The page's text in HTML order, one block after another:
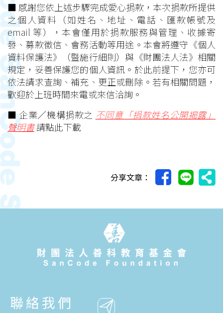
■ 感謝您依上述步驟完成愛心捐款，本次捐款所提供
之個人資料（如姓名、地址、電話、匯款帳號及
email 等），本會僅用於捐款服務與管理、收據寄
發、募款徵信、會務活動等用途。本會將遵守《個人
資料保護法》（暨施行細則）與《財團法人法》相關
規定，妥善保護您的個人資訊。於此前提下，您亦可
依法請求查詢、補充、更正或刪除。若有相關問題，
歡迎於上班時間來電或來信洽詢。
■企業／機構捐款之 不同意「捐款姓名公開揭露」
聲明書請點此下載
分享文章：
聯絡我們